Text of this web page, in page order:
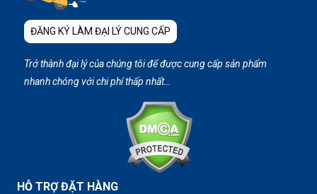
ĐĂNG KÝ LÀM ĐẠI LÝ CUNG CẤP
Trở thành đại lý của chúng tôi để được cung cấp sản phẩm
nhanh chóng với chi phí thấp nhất…
HỖ TRỢ ĐẶT HÀNG